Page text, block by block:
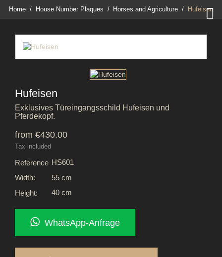

Home House Number Plaques Horses and Agriculture Hufeisen
Hufeisen
Exklusives Türeingangsschild Hufeisen und
Pferdekopf.
from €430.00
Tax included
Reference HS601
Width:
55 cm
Height:
40 cm
WhatsApp-Anfrage